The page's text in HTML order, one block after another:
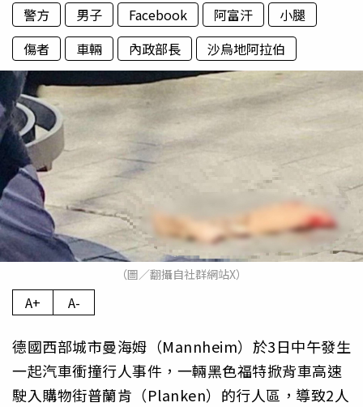
警方
男子 Facebook 阿富汗
小腿
傷者
車輛 內政部長 沙烏地阿拉伯
（圖／翻攝自社群網站X）
A+ A-
德國西部城市曼海姆（Mannheim）於3日中午發生
一起汽車衝撞行人事件，一輛黑色福特掀背車高速
駛入購物街普蘭肯（Planken）的行人區，導致2人